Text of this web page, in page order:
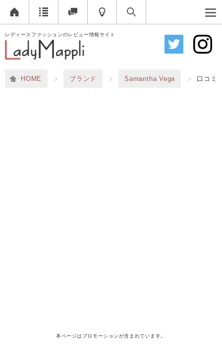
レディースファッションのレビュー情報サイト
HOME ブランド Samantha Vega 口コミ
本ページはプロモーションが含まれています。